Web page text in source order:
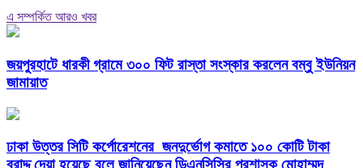
এ সম্পর্কিত আরও খবর
জয়পুরহাটে ধারকী গ্রামে ৩০০ ফিট রাস্তা সংস্কার করলেন বম্বু ইউনিয়ন
জামায়াত
ঢাকা উত্তর সিটি কর্পোরেশনের জনদুর্ভোগ কমাতে ১০০ কোটি টাকা